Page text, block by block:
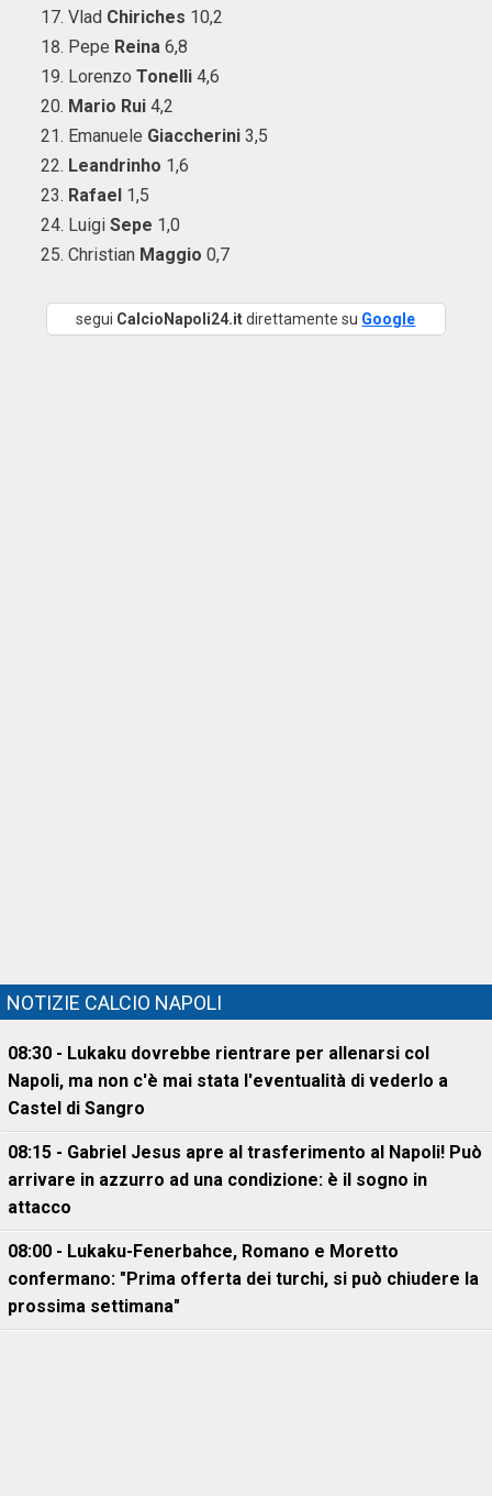
Vlad Chiriches 10,2
Pepe Reina 6,8
Lorenzo Tonelli 4,6
Mario Rui 4,2
Emanuele Giaccherini 3,5
Leandrinho 1,6
Rafael 1,5
Luigi Sepe 1,0
Christian Maggio 0,7
segui CalcioNapoli24.itdirettamente su Google
NOTIZIE CALCIO NAPOLI
08:30 - Lukaku dovrebbe rientrare per allenarsi col
Napoli, ma non c'è mai stata l'eventualità di vederlo a
Castel di Sangro
08:15 - Gabriel Jesus apre al trasferimento al Napoli! Può
arrivare in azzurro ad una condizione: è il sogno in
attacco
08:00 - Lukaku-Fenerbahce, Romano e Moretto
confermano: "Prima offerta dei turchi, si può chiudere la
prossima settimana"